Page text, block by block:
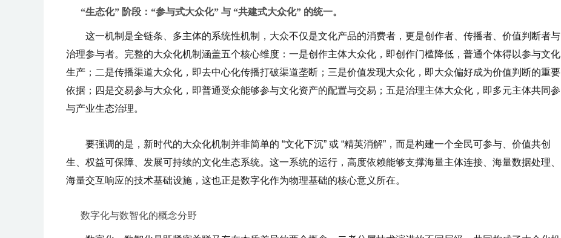
“生态化” 阶段：“参与式大众化” 与 “共建式大众化” 的统一。
这一机制是全链条、多主体的系统性机制，大众不仅是文化产品的消费者，更是创作者、传播者、价值判断者与
治理参与者。完整的大众化机制涵盖五个核心维度：一是创作主体大众化，即创作门槛降低，普通个体得以参与文化
生产；二是传播渠道大众化，即去中心化传播打破渠道垄断；三是价值发现大众化，即大众偏好成为价值判断的重要
依据；四是交易参与大众化，即普通受众能够参与文化资产的配置与交易；五是治理主体大众化，即多元主体共同参
与产业生态治理。
要强调的是，新时代的大众化机制并非简单的 “文化下沉” 或 “精英消解”，而是构建一个全民可参与、价值共创
生、权益可保障、发展可持续的文化生态系统。这一系统的运行，高度依赖能够支撑海量主体连接、海量数据处理、
海量交互响应的技术基础设施，这也正是数字化作为物理基础的核心意义所在。
数字化与数智化的概念分野